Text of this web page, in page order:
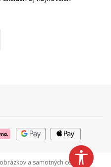
a samotných cenách sa